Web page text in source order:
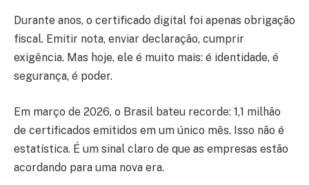
Durante anos, o certificado digital foi apenas obrigação
fiscal. Emitir nota, enviar declaração, cumprir
exigência. Mas hoje, ele é muito mais: é identidade, é
segurança, é poder.
Em março de 2026, o Brasil bateu recorde: 1,1 milhão
de certificados emitidos em um único mês. Isso não é
estatística. É um sinal claro de que as empresas estão
acordando para uma nova era.